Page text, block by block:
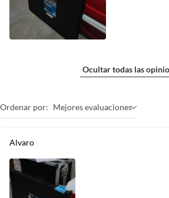
Ocultar todas las
Ordenar por: Mejores evaluaciones
Alvaro